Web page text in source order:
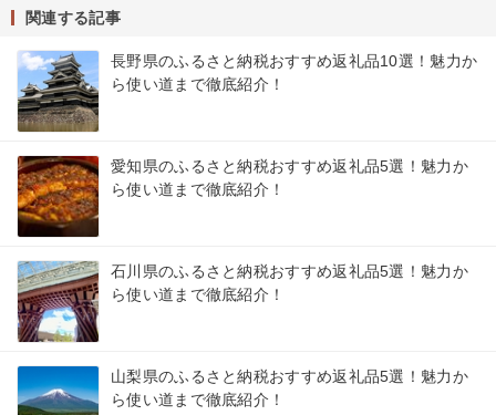
関連する記事
長野県のふるさと納税おすすめ返礼品10選！魅力か
ら使い道まで徹底紹介！
愛知県のふるさと納税おすすめ返礼品5選！魅力か
ら使い道まで徹底紹介！
石川県のふるさと納税おすすめ返礼品5選！魅力か
ら使い道まで徹底紹介！
山梨県のふるさと納税おすすめ返礼品5選！魅力か
ら使い道まで徹底紹介！